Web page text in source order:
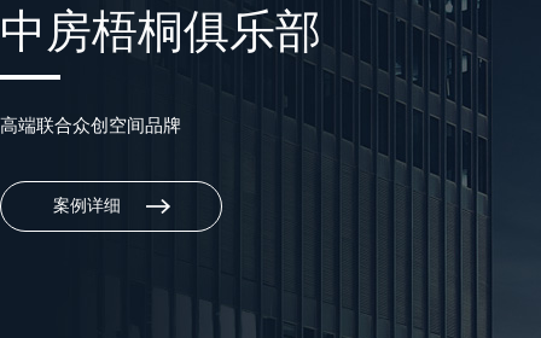
中房梧桐俱乐部
高端联合众创空间品牌
案例详细